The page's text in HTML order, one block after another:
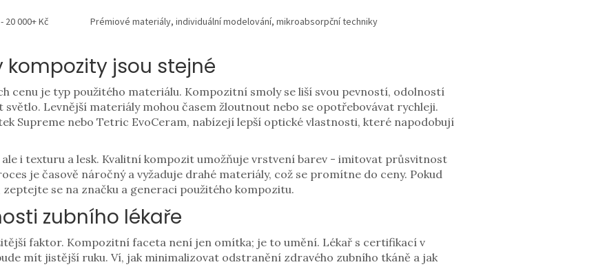
20 000+ Kč Prémiové materiály, individuální modelování, mikroabsorpční techniky
kompozity jsou stejné
cenu je typ použitého materiálu. Kompozitní smoly se liší svou pevností, odolností
Levnější materiály mohou časem žloutnout nebo se opotřebovávat rychleji.
Supremenebo Tetric EvoCeram, nabízejí lepší optické vlastnosti, které napodobují
i texturu a lesk. Kvalitní kompozit umožňuje vrstvení barev - imitovat průsvitnost
je časově náročný a vyžaduje drahé materiály, což se promítne do ceny. Pokud
se na značku a generaci použitého kompozitu.
zubního lékaře
faktor. Kompozitní faceta není jen omítka; je to umění. Lékař s certifikací v
mít jistější ruku. Ví, jak minimalizovat odstranění zdravého zubního tkáně a jak